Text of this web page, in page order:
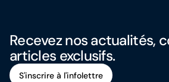
Recevez nos actualités,
articles exclusifs.
S'inscrire à l'infolettre